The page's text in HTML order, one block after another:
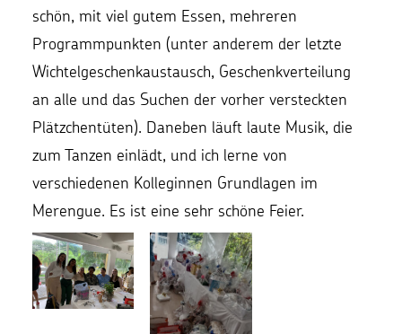
schön, mit viel gutem Essen, mehreren
Programmpunkten (unter anderem der letzte
Wichtelgeschenkaustausch, Geschenkverteilung
an alle und das Suchen der vorher versteckten
Plätzchentüten). Daneben läuft laute Musik, die
zum Tanzen einlädt, und ich lerne von
verschiedenen Kolleginnen Grundlagen im
Merengue. Es ist eine sehr schöne Feier.